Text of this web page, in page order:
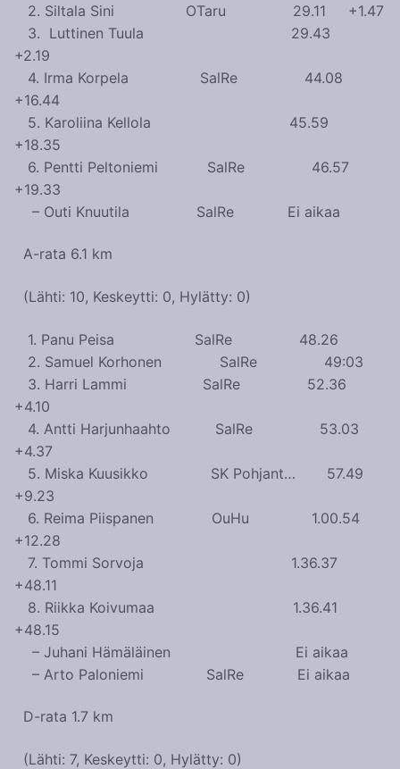
2. Siltala Sini OTaru 29.11 +1.47
3. Luttinen Tuula 29.43
+2.19
4. Irma Korpela SalRe 44.08
+16.44
5. Karoliina Kellola 45.59
+18.35
6. Pentti Peltoniemi SalRe 46.57
+19.33
– Outi Knuutila SalRe Ei aikaa
A-rata 6.1 km
(Lähti: 10, Keskeytti: 0, Hylätty: 0)
1. Panu Peisa SalRe 48.26
2. Samuel Korhonen SalRe 49:03
3. Harri Lammi SalRe 52.36
+4.10
4. Antti Harjunhaahto SalRe 53.03
+4.37
5. Miska Kuusikko SK Pohjant… 57.49
+9.23
6. Reima Piispanen OuHu 1.00.54
+12.28
7. Tommi Sorvoja 1.36.37
+48.11
8. Riikka Koivumaa 1.36.41
+48.15
– Juhani Hämäläinen Ei aikaa
– Arto Paloniemi SalRe Ei aikaa
D-rata 1.7 km
(Lähti: 7, Keskeytti: 0, Hylätty: 0)